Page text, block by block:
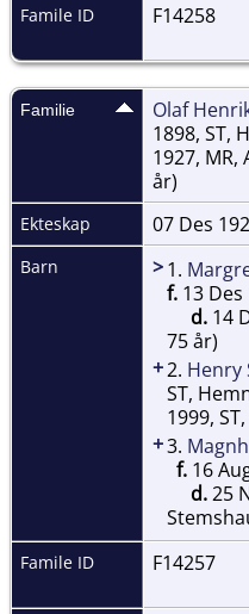
Famile ID F14258
Familie Olaf
1898, ST,
1927, MR,
år)
Ekteskap 07 Des
Barn >1.
f. 13
d. 14
75 år)
+2. Henry
ST,
1999,
+3.
f. 16
d.25
Famile ID F14257